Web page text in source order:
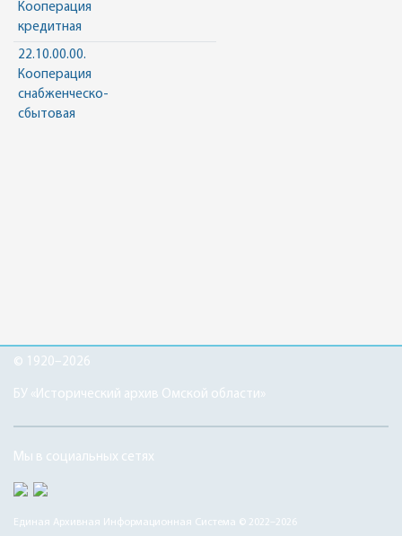
Кооперация
кредитная
22.10.00.00.
Кооперация
снабженческо-
сбытовая
© 1920–2026
БУ «Исторический архив Омской области»
Мы в социальных сетях
Единая Архивная Информационная Система © 2022–2026